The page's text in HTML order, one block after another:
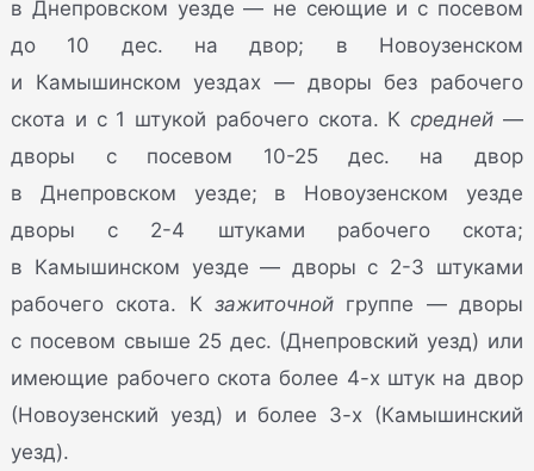
в Днепровском уезде — не сеющие и с посевом
до 10 дес. на двор; в Новоузенском
и Камышинском уездах — дворы без рабочего
скота и с 1 штукой рабочего скота. Ксредней —
дворы с посевом 10-25 дес. на двор
в Днепровском уезде; в Новоузенском уезде
дворы с 2-4 штуками рабочего скота;
в Камышинском уезде — дворы с 2-3 штуками
рабочего скота. К зажиточной группе — дворы
с посевом свыше 25 дес. (Днепровский уезд) или
имеющие рабочего скота более 4-х штук на двор
(Новоузенский уезд) и более 3-х (Камышинский
уезд).